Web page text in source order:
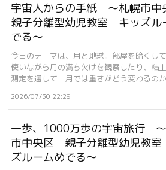
宇宙人からの手紙 〜札幌市
親子分離型幼児教室 キッズル
でる〜
今日のテーマは、月と地球。部屋を暗くし
使いながら月の満ち欠けを観察したり、粘
測定を通して「月では重さがどう変わるの
2026/07/30 22:29
一歩、1000万歩の宇宙旅行
市中央区 親子分離型幼児教
ズルームめでる〜